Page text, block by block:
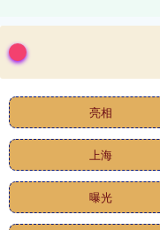
亮相
上海
曝光